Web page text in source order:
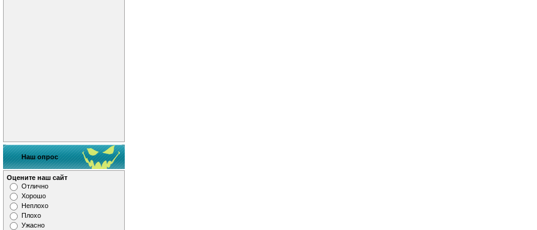
Наш опрос
Оцените наш сайт
Отлично
Хорошо
Неплохо
Плохо
Ужасно